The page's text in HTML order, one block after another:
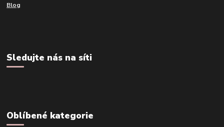
Blog
Sledujte nás na síti
Oblíbené kategorie